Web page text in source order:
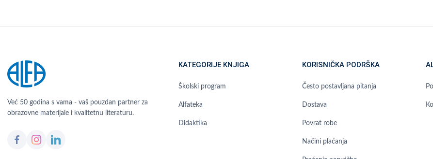
Već 50 godina s vama - vaš pouzdan partner za
obrazovne materijale i kvalitetnu literaturu.
KATEGORIJE KNJIGA
Školski program
Alfateka
Didaktika
KORISNIČKA PODRŠKA
Često postavljana pitanja
Dostava
Povrat robe
Načini plaćanja